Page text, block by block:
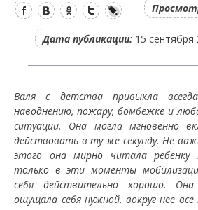
Дата публикации: 15 сентября
Валя с детства привыкла
наводнению, пожару, бомбежке и
ситуации. Она могла мгновенно
действовать в ту же секунду. Не
этого она мирно читала ребенку
только в эти моменты
себя действительно хорошо.
ощущала себя нужной, вокруг нее